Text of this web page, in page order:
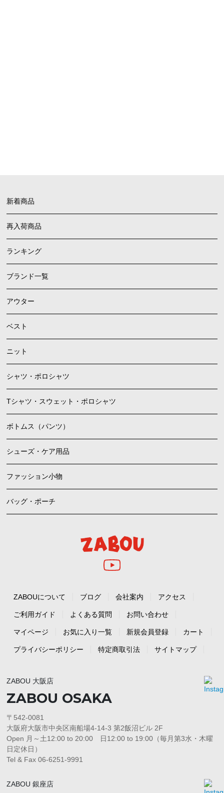
新着商品
再入荷商品
ランキング
ブランド一覧
アウター
ベスト
ニット
シャツ・ポロシャツ
Tシャツ・スウェット・ポロシャツ
ボトムス（パンツ）
シューズ・ケア用品
ファッション小物
バッグ・ポーチ
ZABOUについて ブログ 会社案内 アクセス
ご利用ガイド よくある質問 お問い合わせ
マイページ お気に入り一覧 新規会員登録 カート
プライバシーポリシー 特定商取引法 サイトマップ
ZABOU 大阪店
ZABOU OSAKA
〒542-0081
大阪府大阪市中央区南船場4-14-3 第2飯沼ビル 2F
Open 月～土12:00 to 20:00 日12:00 to 19:00（毎月第3水・木曜
日定休日）
Tel & Fax 06-6251-9991
ZABOU 銀座店